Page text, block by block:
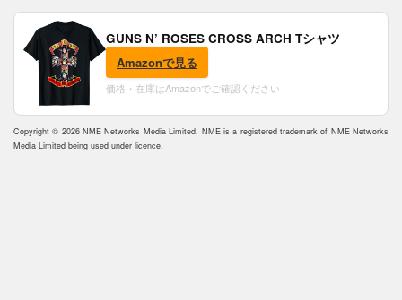
GUNS N’ ROSES CROSS ARCH Tシャツ
Amazonで見る
価格・在庫はAmazonでご確認ください
Copyright © 2026 NME Networks Media Limited. NME is a registered trademark of NME Networks
Media Limited being used under licence.